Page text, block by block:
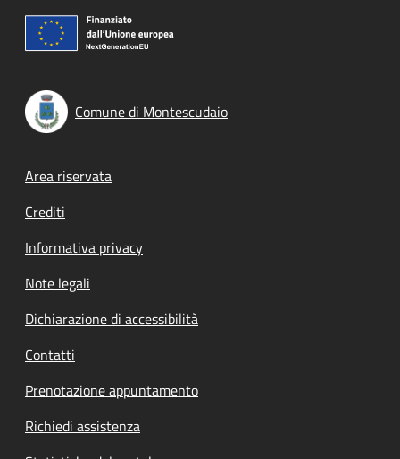
Comune di Montescudaio
Footer menu
Area riservata
Crediti
Informativa privacy
Note legali
Dichiarazione di accessibilità
Contatti
Prenotazione appuntamento
Richiedi assistenza